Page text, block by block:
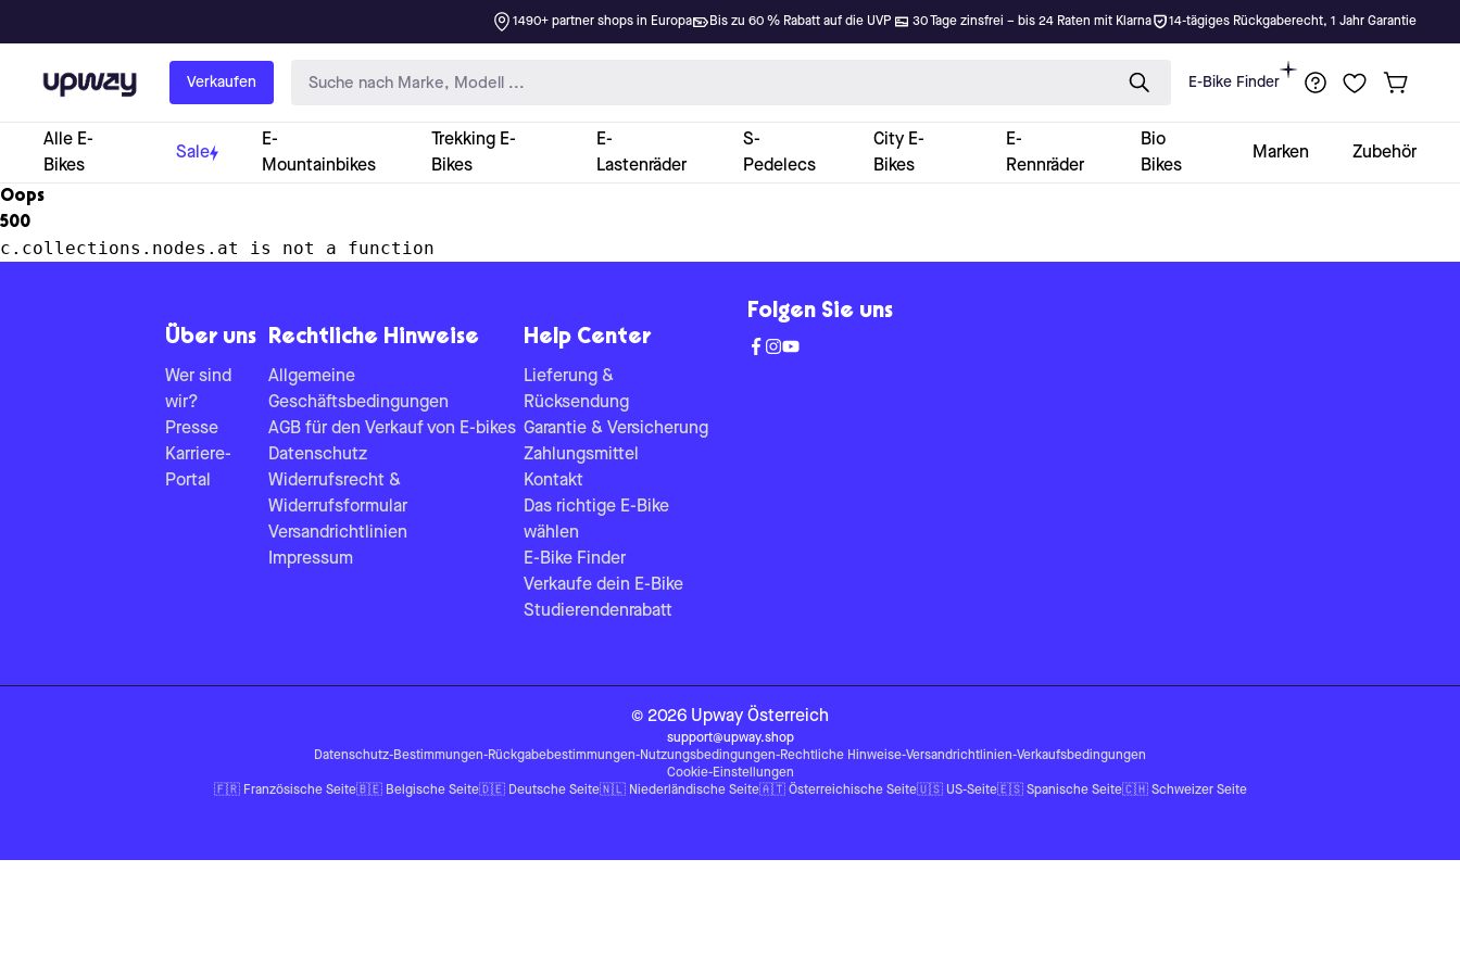
1490+ partner shops in Europa Bis zu 60 % Rabatt auf die UVP 30 Tage zinsfrei – bis 24 Raten mit Klarna 14-tägiges Rückgaberecht, 1 Jahr Garantie
Upway Verkaufen E-Bike Finder
Alle E-
Bikes
Sale
E-
Mountainbikes
Trekking E-
Bikes
E-
Lastenräder
S-
Pedelecs
City E-
Bikes
E-
Rennräder
Bio
Bikes
Marken Zubehör
Oops
500
c.collections.nodes.at is not a function
Über uns
Wer sind
wir?
Presse
Karriere-
Portal
Rechtliche Hinweise
Allgemeine
Geschäftsbedingungen
AGB für den Verkauf von E-bikes
Datenschutz
Widerrufsrecht &
Widerrufsformular
Versandrichtlinien
Impressum
Help Center
Lieferung &
Rücksendung
Garantie & Versicherung
Zahlungsmittel
Kontakt
Das richtige E-Bike
wählen
E-Bike Finder
Verkaufe dein E-Bike
Studierendenrabatt
Folgen Sie uns
© 2026 Upway Österreich
support@upway.shop
Datenschutz-Bestimmungen-Rückgabebestimmungen-Nutzungsbedingungen-Rechtliche Hinweise-Versandrichtlinien-Verkaufsbedingungen
Cookie-Einstellungen
🇫🇷 Französische Seite🇧🇪 Belgische Seite🇩🇪 Deutsche Seite🇳🇱 Niederländische Seite🇦🇹 Österreichische Seite🇺🇸 US-Seite🇪🇸 Spanische Seite🇨🇭 Schweizer Seite